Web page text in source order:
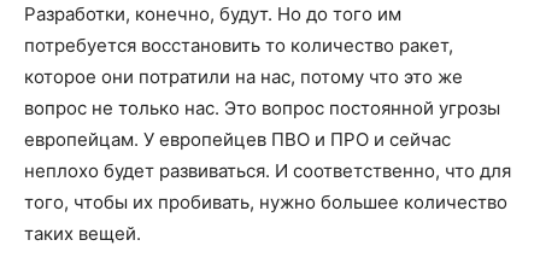
Разработки, конечно, будут. Но до того им
потребуется восстановить то количество ракет,
которое они потратили на нас, потому что это же
вопрос не только нас. Это вопрос постоянной угрозы
европейцам. У европейцев ПВО и ПРО и сейчас
неплохо будет развиваться. И соответственно, что для
того, чтобы их пробивать, нужно большее количество
таких вещей.